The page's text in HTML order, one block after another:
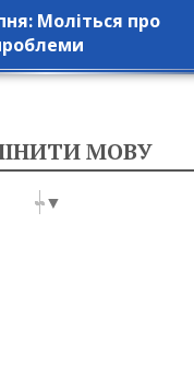
Моліться про
МОВУ
▼